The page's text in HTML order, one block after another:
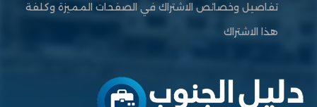
تفاصيل وخصائص الاشتراك في الصفحات المميزة وكلفة
هذا الاشتراك